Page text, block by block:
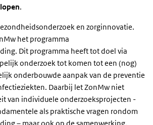
.
en zorginnovatie.
het programma
Dit programma heeft tot doel via
onderzoek tot komen tot een (nog)
onderbouwde aanpak van de preventie
Daarbij let ZonMw niet
van individuele onderzoeksprojecten -
als praktische vragen rondom